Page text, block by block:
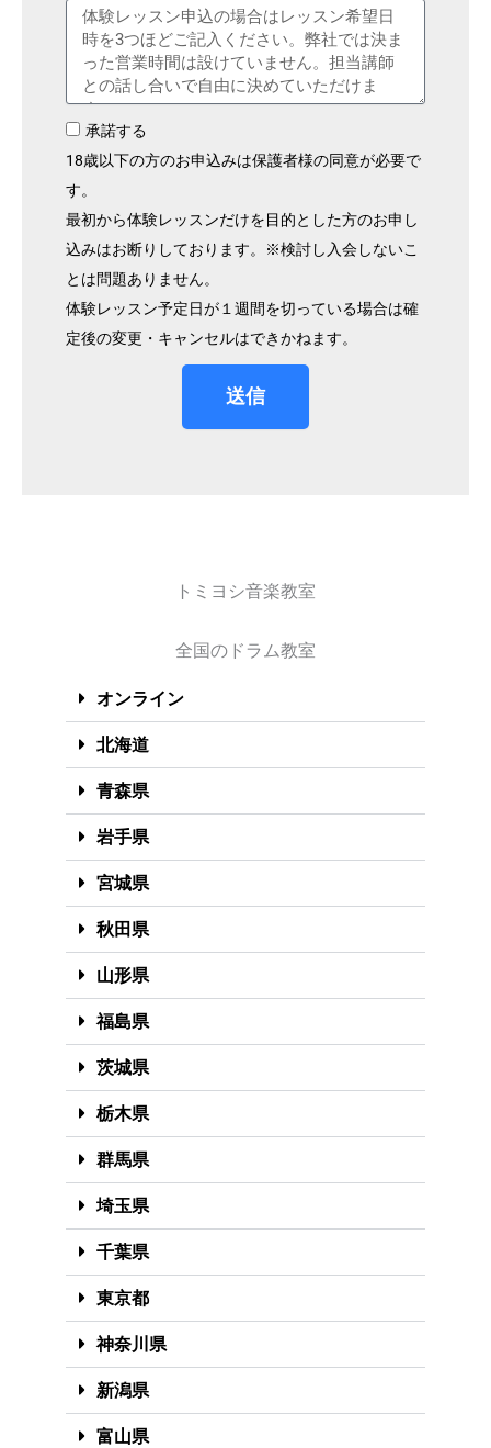
承諾する
18歳以下の方のお申込みは保護者様の同意が必要で
す。
最初から体験レッスンだけを目的とした方のお申し
込みはお断りしております。※検討し入会しないこ
とは問題ありません。
体験レッスン予定日が１週間を切っている場合は確
定後の変更・キャンセルはできかねます。
送信
トミヨシ音楽教室
全国のドラム教室
オンライン
北海道
青森県
岩手県
宮城県
秋田県
山形県
福島県
茨城県
栃木県
群馬県
埼玉県
千葉県
東京都
神奈川県
新潟県
富山県